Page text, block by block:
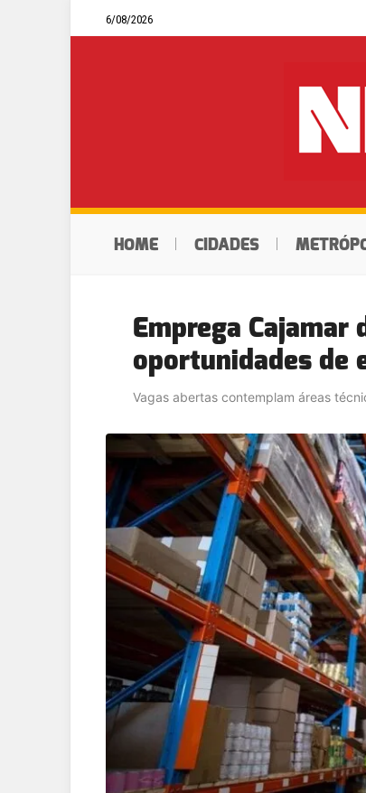
6/08/2026
HOME CIDADES
Emprega
oportunidades de
Vagas abertas contemplam áreas